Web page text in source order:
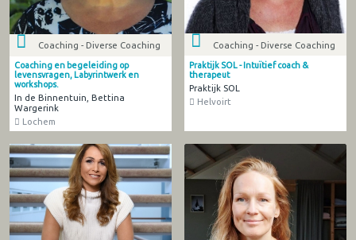
Coaching - Diverse Coaching
Coaching en begeleiding op
levensvragen, Labyrintwerk en
workshops.
In de Binnentuin, Bettina
Wargerink
Lochem
Coaching - Diverse Coaching
Praktijk SOL - Intuïtief coach &
therapeut
Praktijk SOL
Helvoirt